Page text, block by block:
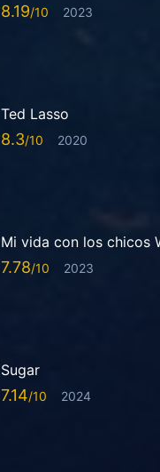
8.19 2023
Ted Lasso
8.3 2020
Mi vida con los chicos
7.78 2023
Sugar
7.14 2024